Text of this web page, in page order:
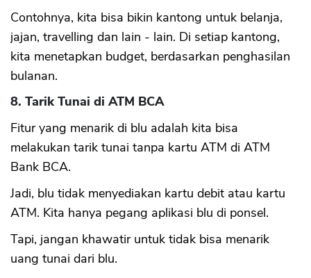
Contohnya, kita bisa bikin kantong untuk belanja,
jajan, travelling dan lain - lain. Di setiap kantong,
kita menetapkan budget, berdasarkan penghasilan
bulanan.
8. Tarik Tunai di ATM BCA
Fitur yang menarik di blu adalah kita bisa
melakukan tarik tunai tanpa kartu ATM di ATM
Bank BCA.
Jadi, blu tidak menyediakan kartu debit atau kartu
ATM. Kita hanya pegang aplikasi blu di ponsel.
Tapi, jangan khawatir untuk tidak bisa menarik
uang tunai dari blu.